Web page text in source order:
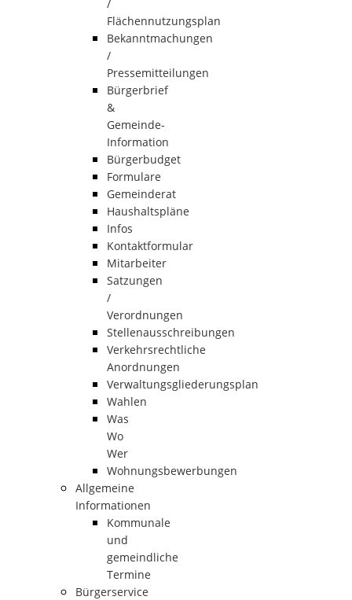
/
Flächennutzungsplan
Bekanntmachungen
/
Pressemitteilungen
Bürgerbrief
&
Gemeinde-
Information
Bürgerbudget
Formulare
Gemeinderat
Haushaltspläne
Infos
Kontaktformular
Mitarbeiter
Satzungen
/
Verordnungen
Stellenausschreibungen
Verkehrsrechtliche
Anordnungen
Verwaltungsgliederungsplan
Wahlen
Was
Wo
Wer
Wohnungsbewerbungen
Allgemeine
Informationen
Kommunale
und
gemeindliche
Termine
Bürgerservice